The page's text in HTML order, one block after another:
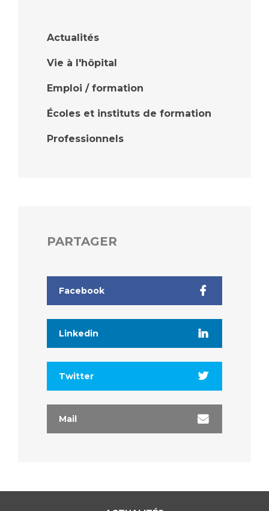
Qualité
Protection des données
Actualités
Vie à l'hôpital
Emploi / formation
Écoles et instituts de formation
Professionnels
PARTAGER
Facebook
Linkedin
Twitter
Mail